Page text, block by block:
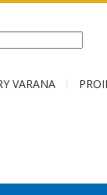
VARANA